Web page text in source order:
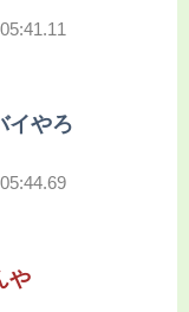
イやろ
や